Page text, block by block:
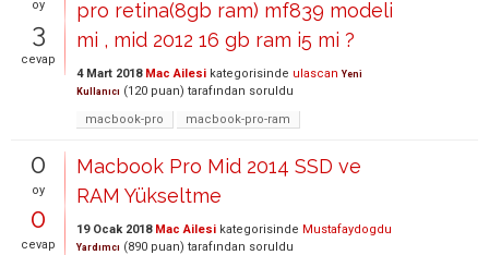
oy
3
cevap
pro retina(8gb ram) mf839 modeli
mi , mid 2012 16 gb ram i5 mi ?
4 Mart 2018 Mac Ailesi kategorisinde ulascan Yeni
Kullanıcı (120 puan) tarafından soruldu
macbook-pro
macbook-pro-ram
0
oy
0
cevap
Macbook Pro Mid 2014 SSD ve
RAM Yükseltme
19 Ocak 2018 Mac Ailesi kategorisinde Mustafaydogdu
Yardımcı (890 puan) tarafından soruldu